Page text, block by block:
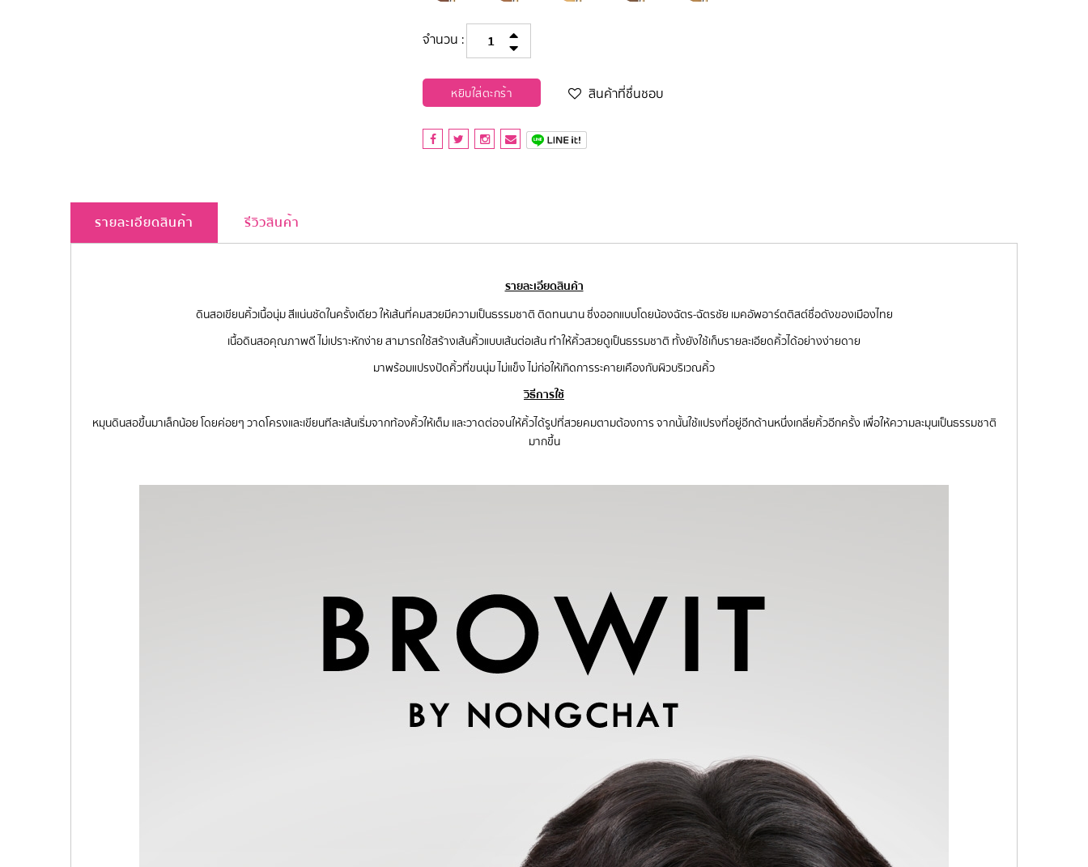
จำนวน :
หยิบใส่ตะกร้า สินค้าที่ชื่นชอบ
รายละเอียดสินค้า รีวิวสินค้า
รายละเอียดสินค้า
ดินสอเขียนคิ้วเนื้อนุ่ม สีแน่นชัดในครั้งเดียว ให้เส้นที่คมสวยมีความเป็นธรรมชาติ ติดทนนาน ซึ่งออกแบบโดยน้องฉัตร-ฉัตรชัย เมคอัพอาร์ตติสต์ชื่อดังของเมืองไทย
เนื้อดินสอคุณภาพดี ไม่เปราะหักง่าย สามารถใช้สร้างเส้นคิ้วแบบเส้นต่อเส้น ทำให้คิ้วสวยดูเป็นธรรมชาติ ทั้งยังใช้เก็บรายละเอียดคิ้วได้อย่างง่ายดาย
มาพร้อมแปรงปัดคิ้วที่ขนนุ่ม ไม่แข็ง ไม่ก่อให้เกิดการระคายเคืองกับผิวบริเวณคิ้ว
วิธีการใช้
หมุนดินสอขึ้นมาเล็กน้อย โดยค่อยๆ วาดโครงและเขียนทีละเส้นเริ่มจากท้องคิ้วให้เต็ม และวาดต่อจนให้คิ้วได้รูปที่สวยคมตามต้องการ จากนั้นใช้แปรงที่อยู่อีกด้านหนึ่งเกลี่ยคิ้วอีกครั้ง เพื่อให้ความละมุนเป็นธรรมชาติ
มากขึ้น